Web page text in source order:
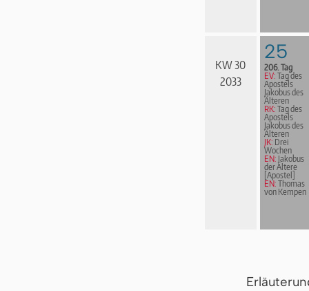
KW 30
2033
25
206. Tag
EV: Tag des
Apostels
Jakobus des
Älteren
RK: Tag des
Apostels
Jakobus des
Älteren
JK: Drei
Wochen
EN: Jakobus
der Ältere
[Apostel]
EN: Thomas
von Kempen